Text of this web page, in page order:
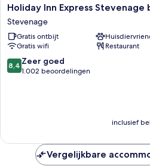
Holiday
Inn
Express
Stevenage
by
IHG
Stevenage
Holiday Inn Express Stevenage
Stevenage
Gratis ontbijt
Gratis wifi
Restaurant
8.4
van
8,4 Zeer goed
1.002 beoordelingen
inclusief
Vergelijkbare